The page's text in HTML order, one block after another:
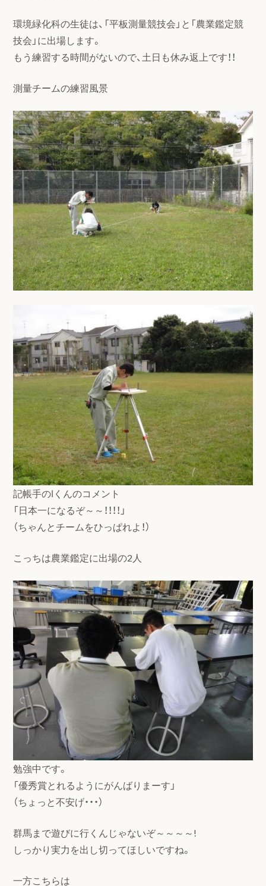
環境緑化科の生徒は、「平板測量競技会」と「農業鑑定競
技会」に出場します。
もう練習する時間がないので、土日も休み返上です！！
測量チームの練習風景
記帳手のⅠくんのコメント
「日本一になるぞ～～！！！！」
（ちゃんとチームをひっぱれよ！）
こっちは農業鑑定に出場の2人
勉強中です。
「優秀賞とれるようにがんばりまーす」
（ちょっと不安げ・・・）
群馬まで遊びに行くんじゃないぞ～～～～!
しっかり実力を出し切ってほしいですね。
一方こちらは